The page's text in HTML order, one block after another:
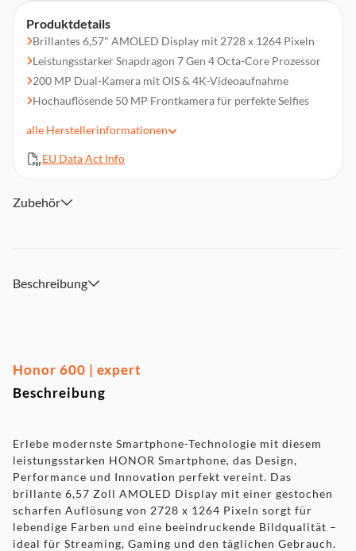
Produktdetails
Brillantes 6,57" AMOLED Display mit 2728 x 1264 Pixeln
Leistungsstarker Snapdragon 7 Gen 4 Octa-Core Prozessor
200 MP Dual-Kamera mit OIS & 4K-Videoaufnahme
Hochauflösende 50 MP Frontkamera für perfekte Selfies
5G, WiFi 6 & Bluetooth 5.4 für maximale Konnektivität
Robustes Gehäuse mit IP68/IP69/IP69K Schutz
Dual-SIM mit Nano-SIM & eSIM Unterstützung
alle Herstellerinformationen
EU Data Act Info
Zubehör
Beschreibung
Honor 600 | expert
Beschreibung
Erlebe modernste Smartphone-Technologie mit diesem
leistungsstarken HONOR Smartphone, das Design,
Performance und Innovation perfekt vereint. Das
brillante 6,57 Zoll AMOLED Display mit einer gestochen
scharfen Auflösung von 2728 x 1264 Pixeln sorgt für
lebendige Farben und eine beeindruckende Bildqualität –
ideal für Streaming, Gaming und den täglichen Gebrauch.